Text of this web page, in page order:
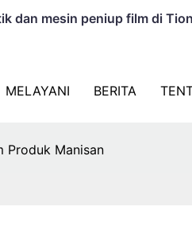
dan mesin peniup film di
MELAYANI BERITA
Produk Manisan